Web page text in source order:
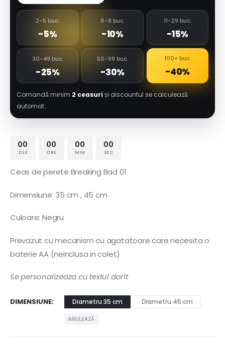
2–5 buc.
-5%
6–9 buc.
-10%
11–29 buc.
-15%
30–49 buc.
-25%
50–99 buc.
-30%
100+ buc.
-40%
Comandă minim 2 ceasuri și discountul se calculează
automat.
00
ZILE
00
ORE
00
MIN
00
SEC
Ceas de perete Breaking Bad 01
Dimensiune: 35 cm , 45 cm
Culoare: Negru
Prevazut cu mecanism cu agatatoare care necesita o
baterie AA (neinclusa in colet)
Se personalizeaza cu textul dorit
DIMENSIUNE Diametru 35 cm Diametru 45 cm
ANULEAZĂ